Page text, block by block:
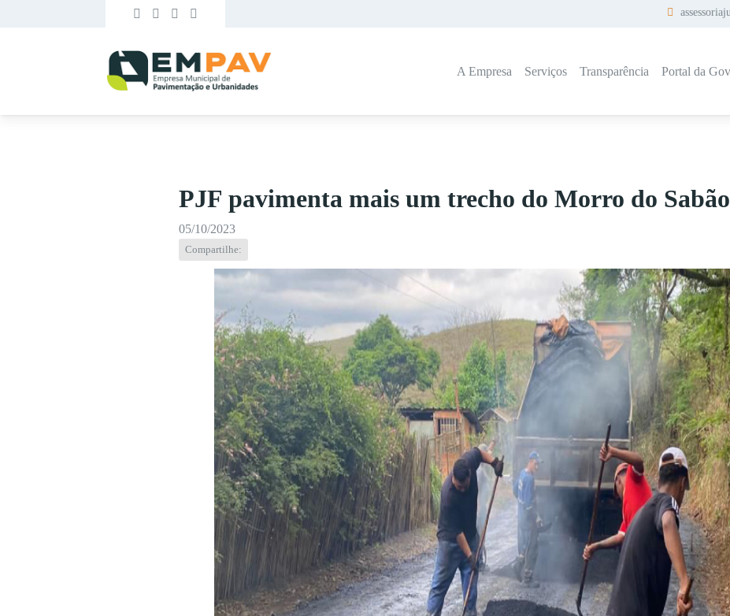
A Empresa Serviços Transparência Portal da
PJF pavimenta mais um trecho do Morro do Sabão
05/10/2023
Compartilhe: